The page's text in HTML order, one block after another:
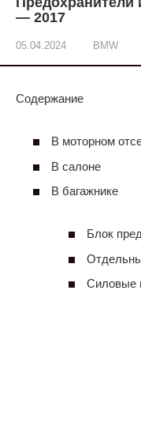
— 2017
05.04.2024 BMW
Содержание
В моторном
В салоне
В багажнике
Блок
Силовые